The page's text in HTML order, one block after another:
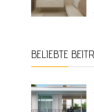
BELIEBTE